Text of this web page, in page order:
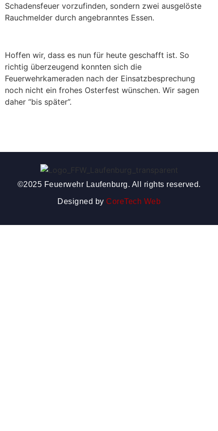
Schadensfeuer vorzufinden, sondern zwei ausgelöste
Rauchmelder durch angebranntes Essen.
Hoffen wir, dass es nun für heute geschafft ist. So
richtig überzeugend konnten sich die
Feuerwehrkameraden nach der Einsatzbesprechung
noch nicht ein frohes Osterfest wünschen. Wir sagen
daher “bis später”.
©2025 Feuerwehr Laufenburg. All rights reserved.
Designed by CoreTech Web